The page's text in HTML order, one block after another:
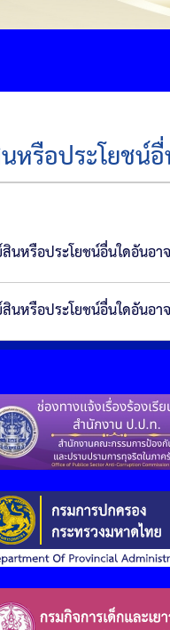
รือประโยชน์
หรือประโยชน์อื่นใดอันอ
หรือประโยชน์อื่นใดอันอา